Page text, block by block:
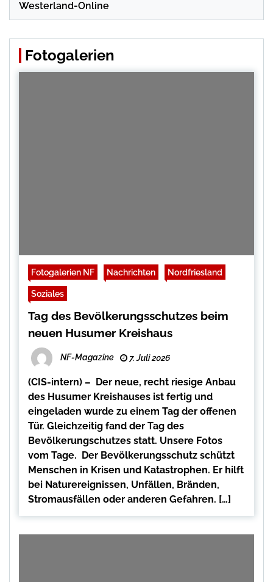
Westerland-Online
Fotogalerien
Fotogalerien NF Nachrichten Nordfriesland
Soziales
Tag des Bevölkerungsschutzes beim
neuen Husumer Kreishaus
NF-Magazine 7. Juli 2026
(CIS-intern) – Der neue, recht riesige Anbau
des Husumer Kreishauses ist fertig und
eingeladen wurde zu einem Tag der offenen
Tür. Gleichzeitig fand der Tag des
Bevölkerungschutzes statt. Unsere Fotos
vom Tage. Der Bevölkerungsschutz schützt
Menschen in Krisen und Katastrophen. Er hilft
bei Naturereignissen, Unfällen, Bränden,
Stromausfällen oder anderen Gefahren. […]